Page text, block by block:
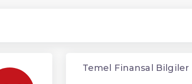
Temel Finansal Bilgiler